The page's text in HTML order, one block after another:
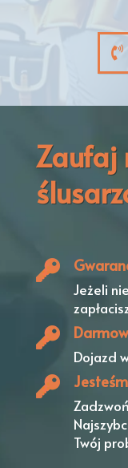
Zaufaj
Jeżeli
Dojazd
Twój